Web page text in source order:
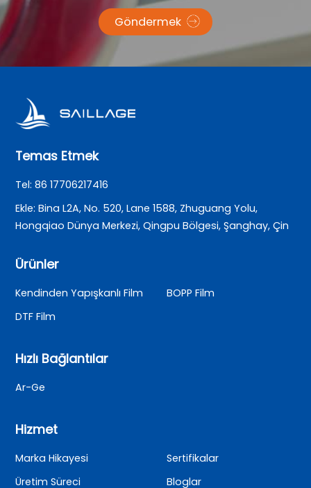
Göndermek
Temas Etmek
Tel: 86 17706217416
Ekle: Bina L2A, No. 520, Lane 1588, Zhuguang Yolu,
Hongqiao Dünya Merkezi, Qingpu Bölgesi, Şanghay, Çin
Ürünler
Kendinden Yapışkanlı Film
BOPP Film
DTF Film
Hızlı Bağlantılar
Ar-Ge
Hizmet
Marka Hikayesi
Sertifikalar
Üretim Süreci
Bloglar